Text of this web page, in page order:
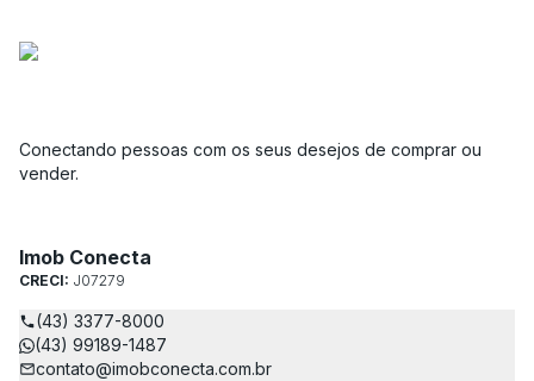
Conectando pessoas com os seus desejos de comprar ou
vender.
Imob Conecta
CRECI: J07279
(43) 3377-8000
(43) 99189-1487
contato@imobconecta.com.br